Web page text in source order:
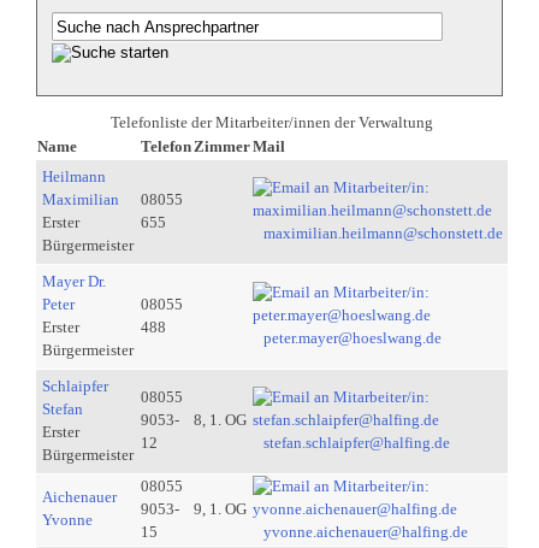
Telefonliste der Mitarbeiter/innen der Verwaltung
Name
Telefon ZimmerMail
Heilmann
Maximilian
Erster
Bürgermeister
08055
655
maximilian.heilmann@schonstett.de
Mayer Dr.
Peter
Erster
Bürgermeister
08055
488
peter.mayer@hoeslwang.de
Schlaipfer
Stefan
Erster
Bürgermeister
08055
9053-
12
8, 1. OG
stefan.schlaipfer@halfing.de
Aichenauer
Yvonne
08055
9053-
15
9, 1. OG
yvonne.aichenauer@halfing.de